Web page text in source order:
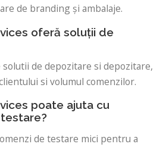
de branding și ambalaje.
oferă soluții de
de depozitare si depozitare,
si volumul comenzilor.
poate ajuta cu
de testare mici pentru a